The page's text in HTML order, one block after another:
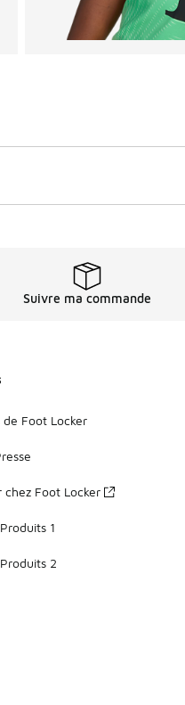
Suivre ma commande
de Foot Locker
chez Foot Locker
1
2